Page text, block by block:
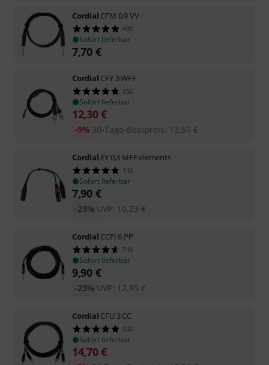
Cordial CFM 0,9 VV
493
Sofort lieferbar
7,70 €
Cordial CFY 3 WFF
252
Sofort lieferbar
12,30€
30-Tage-Bestpreis: 13,50 €
-9%
Cordial EY 0,3 MFF elements
113
Sofort lieferbar
7,90 €
UVP: 10,23 €
-23%
Cordial CCFI 6 PP
710
Sofort lieferbar
9,90 €
UVP: 12,85 €
-23%
Cordial CFU 3 CC
533
Sofort lieferbar
14,70€